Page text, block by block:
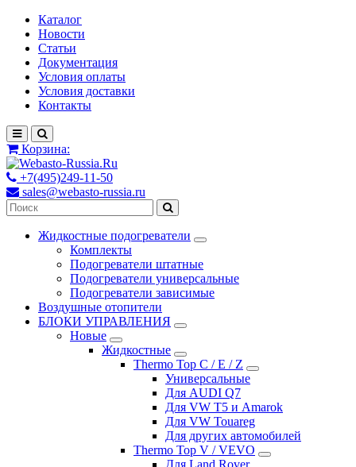
Каталог
Новости
Статьи
Документация
Условия оплаты
Условия доставки
Контакты
Корзина:
+7(495)249-11-50
sales@webasto-russia.ru
Жидкостные подогреватели
Комплекты
Подогреватели штатные
Подогреватели универсальные
Подогреватели зависимые
Воздушные отопители
БЛОКИ УПРАВЛЕНИЯ
Новые
Жидкостные
Thermo Top C / E / Z
Универсальные
Для AUDI Q7
Для VW T5 и Amarok
Для VW Touareg
Для других автомобилей
Thermo Top V / VEVO
Для Land Rover